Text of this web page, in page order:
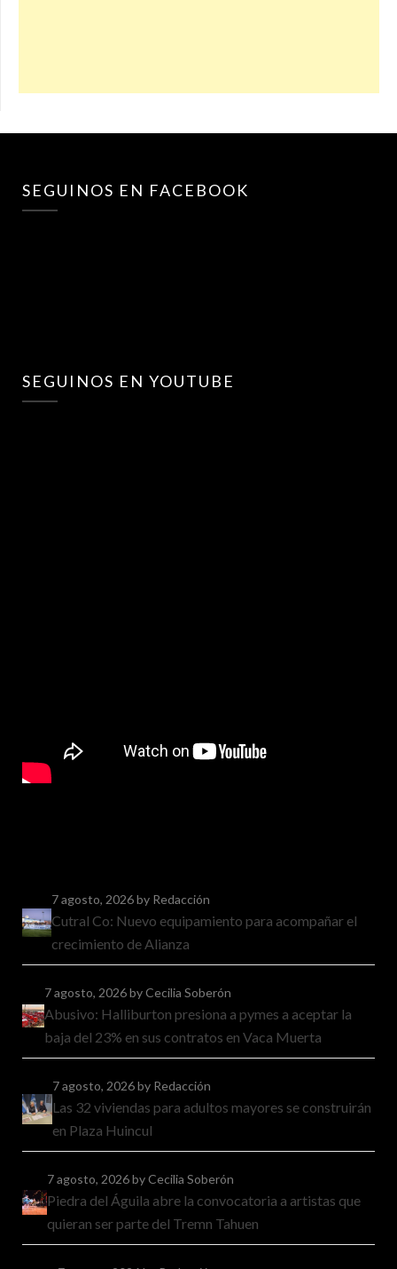
SEGUINOS EN FACEBOOK
SEGUINOS EN YOUTUBE
7 agosto, 2026by Redacción
Cutral Co: Nuevo equipamiento para acompañar el
crecimiento de Alianza
7 agosto, 2026by Cecilia Soberón
Abusivo: Halliburton presiona a pymes a aceptar la
baja del 23% en sus contratos en Vaca Muerta
7 agosto, 2026by Redacción
Las 32 viviendas para adultos mayores se construirán
en Plaza Huincul
7 agosto, 2026by Cecilia Soberón
Piedra del Águila abre la convocatoria a artistas que
quieran ser parte del Tremn Tahuen